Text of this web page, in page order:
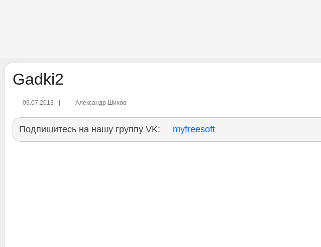
Gadki2
09.07.2013 | Александр Шихов
Подпишитесь на нашу группу VK: myfreesoft